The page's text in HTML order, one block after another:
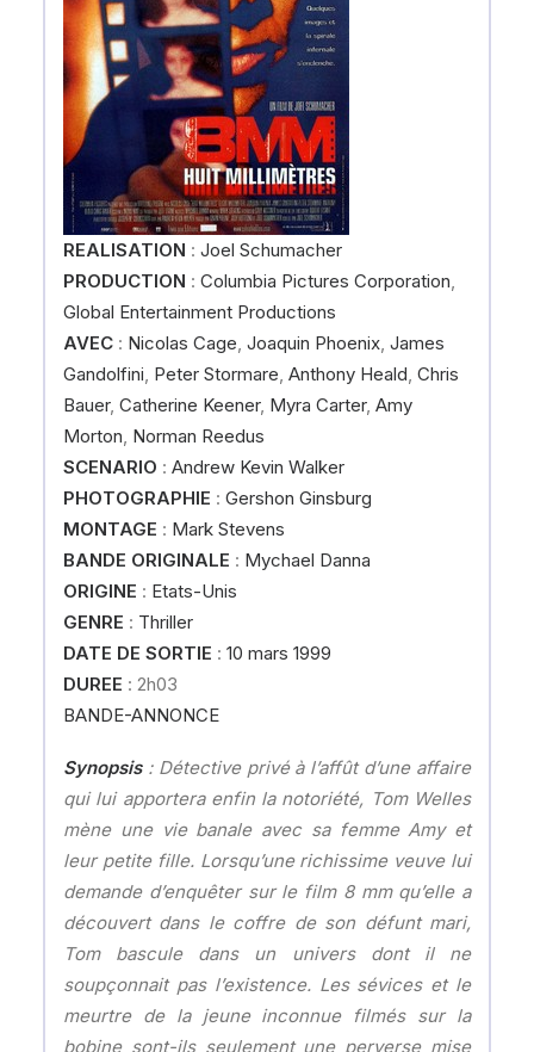
REALISATION : Joel Schumacher
PRODUCTION : Columbia Pictures Corporation,
Global Entertainment Productions
AVEC : Nicolas Cage, Joaquin Phoenix, James
Gandolfini, Peter Stormare, Anthony Heald, Chris
Bauer, Catherine Keener, Myra Carter, Amy
Morton, Norman Reedus
SCENARIO : Andrew Kevin Walker
PHOTOGRAPHIE : Gershon Ginsburg
MONTAGE : Mark Stevens
BANDE ORIGINALE : Mychael Danna
ORIGINE : Etats-Unis
GENRE : Thriller
DATE DE SORTIE : 10 mars 1999
DUREE : 2h03
BANDE-ANNONCE
Synopsis: Détective privé à l’affût d’une affaire
qui lui apportera enfin la notoriété, Tom Welles
mène une vie banale avec sa femme Amy et
leur petite fille. Lorsqu’une richissime veuve lui
demande d’enquêter sur le film 8 mm qu’elle a
découvert dans le coffre de son défunt mari,
Tom bascule dans un univers dont il ne
soupçonnait pas l’existence. Les sévices et le
meurtre de la jeune inconnue filmés sur la
bobine sont-ils seulement une perverse mise